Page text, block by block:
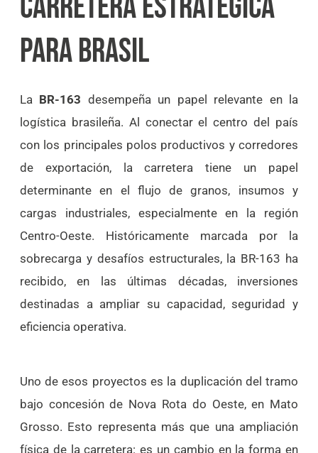
PARA BRASIL
LaBR-163 desempeña un papel relevante en la
logística brasileña. Al conectar el centro del país
con los principales polos productivos y corredores
de exportación, la carretera tiene un papel
determinante en el flujo de granos, insumos y
cargas industriales, especialmente en la región
Centro-Oeste. Históricamente marcada por la
sobrecarga y desafíos estructurales, la BR-163 ha
recibido, en las últimas décadas, inversiones
destinadas a ampliar su capacidad, seguridad y
eficiencia operativa.
Uno de esos proyectos es la duplicación del tramo
bajo concesión de Nova Rota do Oeste, en Mato
Grosso. Esto representa más que una ampliación
física de la carretera: es un cambio en la forma en